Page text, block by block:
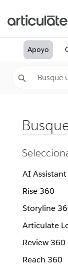
Apoyo
AI Assistant
Rise 360
Storyline
Articulate
Review 360
Reach 360